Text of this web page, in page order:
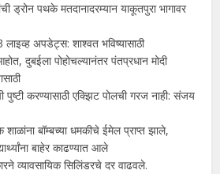
ड्रोन पथके मतदानादरम्यान याकूतपुरा भागावर
अपडेट्स: शाश्वत भविष्यासाठी
दुबईला पोहोचल्यानंतर पंतप्रधान मोदी
पुष्टी करण्यासाठी एक्झिट पोलची गरज नाही: संजय
बॉम्बच्या धमकीचे ईमेल प्राप्त झाले,
बाहेर काढण्यात आले
व्यावसायिक सिलिंडरचे दर वाढवले.